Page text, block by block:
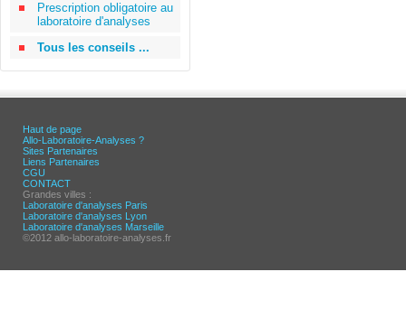
Prescription obligatoire au
laboratoire d'analyses
Tous les conseils ...
Haut de page
Allo-Laboratoire-Analyses ?
Sites Partenaires
Liens Partenaires
CGU
CONTACT
Grandes villes :
Laboratoire d'analyses Paris
Laboratoire d'analyses Lyon
Laboratoire d'analyses Marseille
©2012 allo-laboratoire-analyses.fr